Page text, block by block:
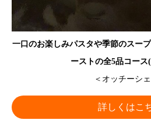
一口のお楽しみパスタや季節のスー
ーストの全5品コース
＜オッチーシ
詳しくはこ